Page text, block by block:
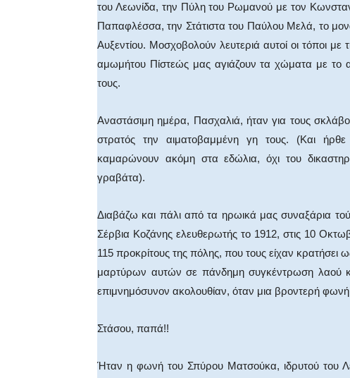
του Λεωνίδα, την Πύλη του Ρωμανού με τον
Παπαφλέσσα, την Στάτιστα του Παύλου Μελά, το
Αυξεντίου. Μοσχοβολούν λευτεριά αυτοί οι τόποι
αμωμήτου Πίστεώς μας αγιάζουν τα χώματα με το
τους.
Αναστάσιμη ημέρα, Πασχαλιά, ήταν για τους
στρατός την αιματοβαμμένη γη τους. (Και
καμαρώνουν ακόμη στα εδώλια, όχι του
γραβάτα).
Διαβάζω και πάλι από τα ηρωικά μας συναξάρια
Σέρβια Κοζάνης ελευθερωτής το 1912, στις 10
115 προκρίτους της πόλης, που τους είχαν
μαρτύρων αυτών σε πάνδημη συγκέντρωση λαού
επιμνημόσυνον ακολουθίαν, όταν μια βροντερή
Στάσου, παπά!!
Ήταν η φωνή του Σπύρου Ματσούκα, ιδρυτού του